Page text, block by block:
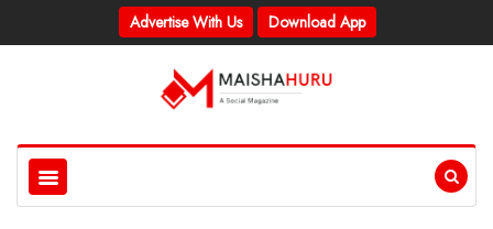
Advertise With Us Download App